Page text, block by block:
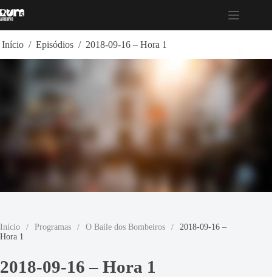
para
Início / Episódios / 2018-09-16 – Hora 1
Início / Programas / O Baile dos Bombeiros /
2018-09-16 –
Hora 1
2018-09-16 – Hora 1